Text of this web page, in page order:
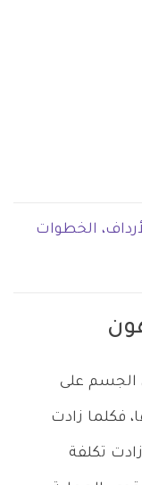
الخطوات
الجسم على
فكلما زادت
تكلفة